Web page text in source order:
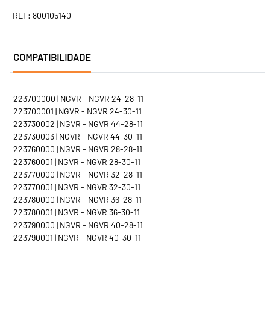
REF: 800105140
COMPATIBILIDADE
223700000 | NGVR - NGVR 24-28-11
223700001 | NGVR - NGVR 24-30-11
223730002 | NGVR - NGVR 44-28-11
223730003 | NGVR - NGVR 44-30-11
223760000 | NGVR - NGVR 28-28-11
223760001 | NGVR - NGVR 28-30-11
223770000 | NGVR - NGVR 32-28-11
223770001 | NGVR - NGVR 32-30-11
223780000 | NGVR - NGVR 36-28-11
223780001 | NGVR - NGVR 36-30-11
223790000 | NGVR - NGVR 40-28-11
223790001 | NGVR - NGVR 40-30-11